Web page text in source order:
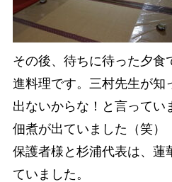
その後、待ちに待った夕食
進料理です。三村先生が知
出ないからな！と言ってい
佃煮が出ていました（笑）
保護者様と杉浦代表は、蓮
ていました。